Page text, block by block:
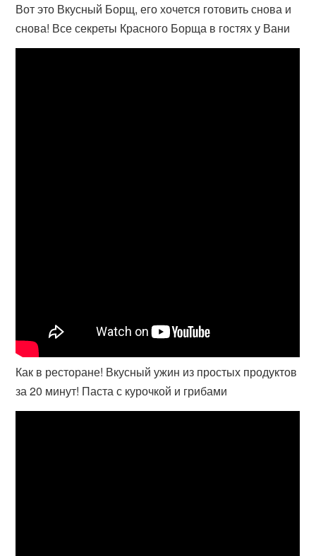
Вот это Вкусный Борщ, его хочется готовить снова и
снова! Все секреты Красного Борща в гостях у Вани
Как в ресторане! Вкусный ужин из простых продуктов
за 20 минут! Паста с курочкой и грибами